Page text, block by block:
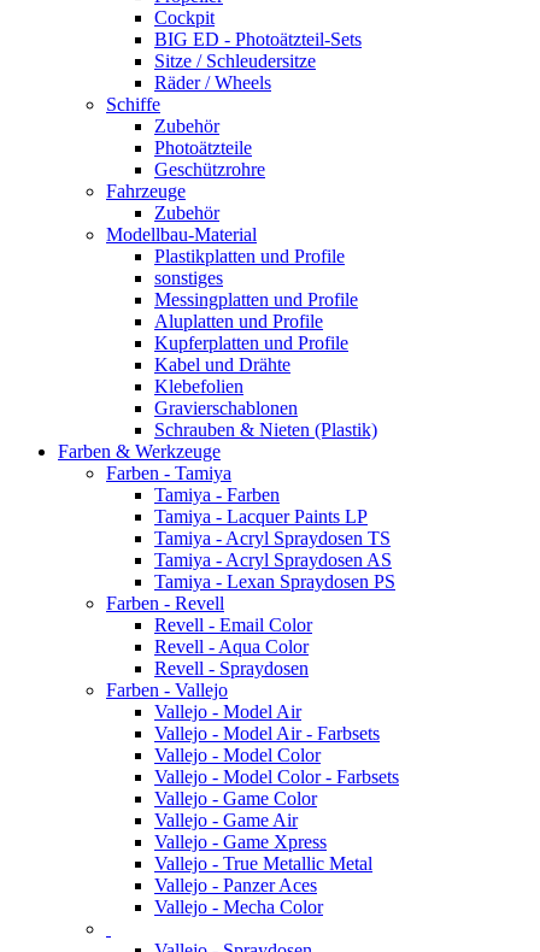
Cockpit
BIG ED - Photoätzteil-Sets
Sitze / Schleudersitze
Räder / Wheels
Schiffe
Zubehör
Photoätzteile
Geschützrohre
Fahrzeuge
Zubehör
Modellbau-Material
Plastikplatten und Profile
sonstiges
Messingplatten und Profile
Aluplatten und Profile
Kupferplatten und Profile
Kabel und Drähte
Klebefolien
Gravierschablonen
Schrauben & Nieten (Plastik)
Farben & Werkzeuge
Farben - Tamiya
Tamiya - Farben
Tamiya - Lacquer Paints LP
Tamiya - Acryl Spraydosen TS
Tamiya - Acryl Spraydosen AS
Tamiya - Lexan Spraydosen PS
Farben - Revell
Revell - Email Color
Revell - Aqua Color
Revell - Spraydosen
Farben - Vallejo
Vallejo - Model Air
Vallejo - Model Air - Farbsets
Vallejo - Model Color
Vallejo - Model Color - Farbsets
Vallejo - Game Color
Vallejo - Game Air
Vallejo - Game Xpress
Vallejo - True Metallic Metal
Vallejo - Panzer Aces
Vallejo - Mecha Color